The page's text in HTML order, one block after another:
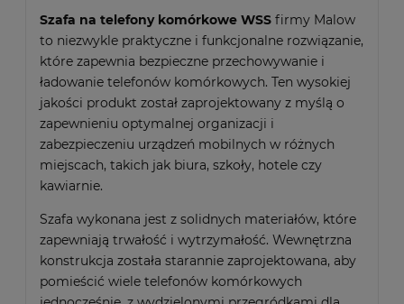
Szafa na telefony komórkowe WSS firmy Malow
to niezwykle praktyczne i funkcjonalne rozwiązanie,
które zapewnia bezpieczne przechowywanie i
ładowanie telefonów komórkowych. Ten wysokiej
jakości produkt został zaprojektowany z myślą o
zapewnieniu optymalnej organizacji i
zabezpieczeniu urządzeń mobilnych w różnych
miejscach, takich jak biura, szkoły, hotele czy
kawiarnie.
Szafa wykonana jest z solidnych materiałów, które
zapewniają trwałość i wytrzymałość. Wewnętrzna
konstrukcja została starannie zaprojektowana, aby
pomieścić wiele telefonów komórkowych